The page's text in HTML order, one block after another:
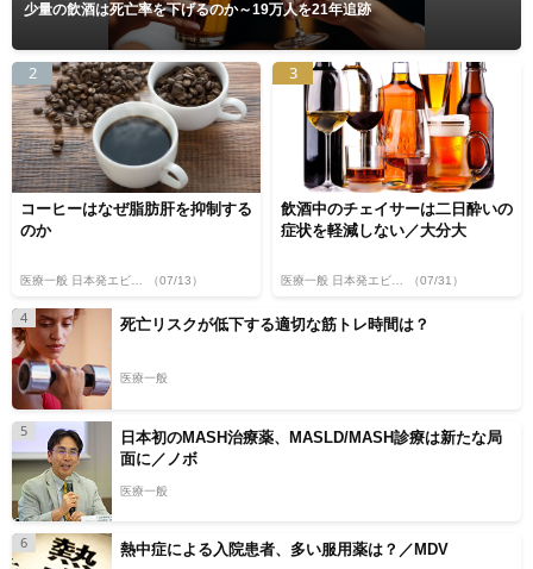
少量の飲酒は死亡率を下げるのか～19万人を21年追跡
2
コーヒーはなぜ脂肪肝を抑制する
のか
医療一般 日本発エビデンス （07/13）
3
飲酒中のチェイサーは二日酔いの
症状を軽減しない／大分大
医療一般 日本発エビデンス （07/31）
4 死亡リスクが低下する適切な筋トレ時間は？
医療一般
5
日本初のMASH治療薬、MASLD/MASH診療は新たな局
面に／ノボ
医療一般
6 熱中症による入院患者、多い服用薬は？／MDV